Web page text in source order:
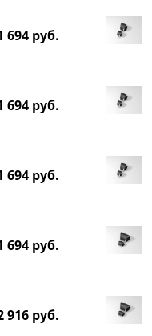
694 руб.
694 руб.
694 руб.
694 руб.
916 руб.